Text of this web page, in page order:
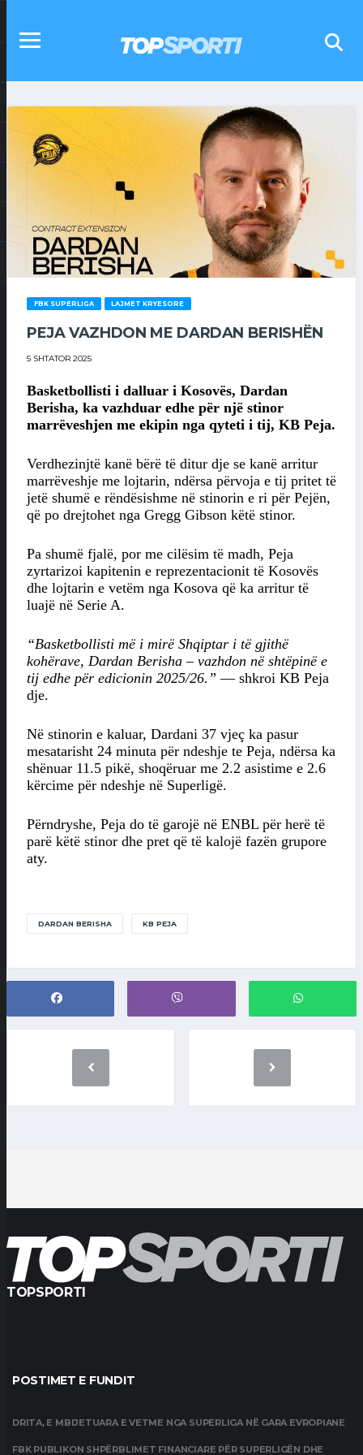
FBK SUPERLIGA LAJMET KRYESORE
PEJA VAZHDON ME DARDAN BERISHËN
5 SHTATOR 2025
Basketbollisti i dalluar i Kosovës, Dardan
Berisha, ka vazhduar edhe për një stinor
marrëveshjen me ekipin nga qyteti i tij, KB Peja.
Verdhezinjtë kanë bërë të ditur dje se kanë arritur
marrëveshje me lojtarin, ndërsa përvoja e tij pritet të
jetë shumë e rëndësishme në stinorin e ri për Pejën,
që po drejtohet nga Gregg Gibson këtë stinor.
Pa shumë fjalë, por me cilësim të madh, Peja
zyrtarizoi kapitenin e reprezentacionit të Kosovës
dhe lojtarin e vetëm nga Kosova që ka arritur të
luajë në Serie A.
“Basketbollisti më i mirë Shqiptar i të gjithë
kohërave, Dardan Berisha – vazhdon në shtëpinë e
tij edhe për edicionin 2025/26.” — shkroi KB Peja
dje.
Në stinorin e kaluar, Dardani 37 vjeç ka pasur
mesatarisht 24 minuta për ndeshje te Peja, ndërsa ka
shënuar 11.5 pikë, shoqëruar me 2.2 asistime e 2.6
kërcime për ndeshje në Superligë.
Përndryshe, Peja do të garojë në ENBL për herë të
parë këtë stinor dhe pret që të kalojë fazën grupore
aty.
DARDAN BERISHA KB PEJA
TOPSPORTI
POSTIMET E FUNDIT
DRITA, E MBIJETUARA E VETME NGA SUPERLIGA NË GARA EVROPIANE
FBK PUBLIKON SHPËRBLIMET FINANCIARE PËR SUPERLIGËN DHE